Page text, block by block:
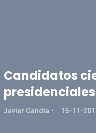
Candidatos
Javier Candia 15-11-